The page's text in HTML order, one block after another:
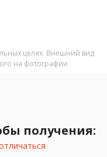
целях. Внешний вид
на фотографии
получения: